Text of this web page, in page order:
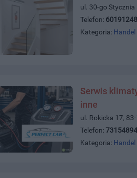
ul. 30-go Stycznia
Telefon:
Kategoria: Handel
Serwis
inne
ul. Rokicka 17,
Telefon:
Kategoria: Handel